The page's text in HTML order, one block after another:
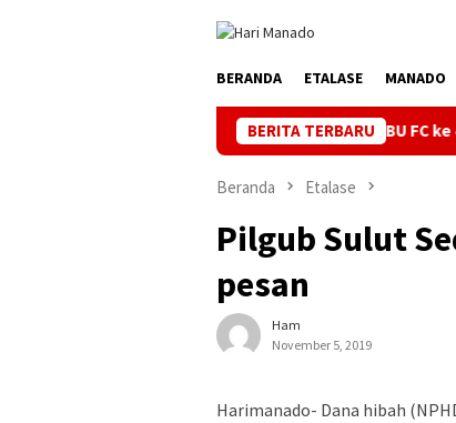
BERANDA ETALASE MANADO
BERITA TERBARU
Turnamen BU FC ke 4 Kata Ketua
Beranda Etalase
Pilgub Sulut
pesan
Ham
November 5, 2019
Harimanado- Dana hibah